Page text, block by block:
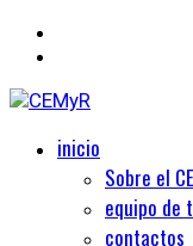
CEMyR
Centro de Estudios
Primaryinicio
Sobre el
equipo de
contactos